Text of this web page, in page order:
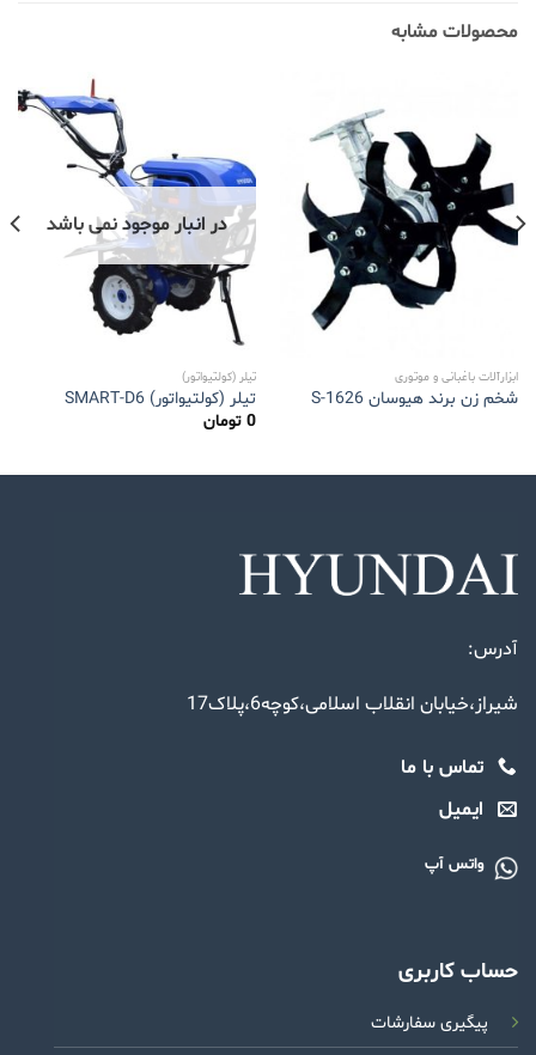
محصولات مشابه
ابزارآلات باغبانی و موتوری
شخم زن برند هیوسان S-1626
در انبار موجود نمی باشد
تیلر (کولتیواتور)
تیلر (کولتیواتور) SMART-D6
0 تومان
آدرس:
شیراز،خیابان انقلاب اسلامی،کوچه6،پلاک17
تماس با ما
ایمیل
واتس آپ
حساب کاربری
پیگیری سفارشات